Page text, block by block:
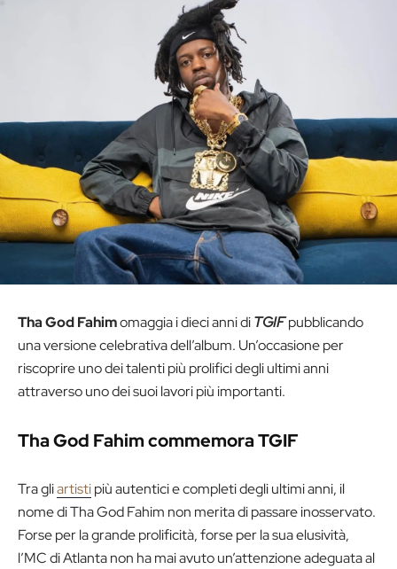
Tha God Fahimomaggia i dieci anni diTGIFpubblicando
una versione celebrativa dell’album. Un’occasione per
riscoprire uno dei talenti più prolifici degli ultimi anni
attraverso uno dei suoi lavori più importanti.
Tha God Fahim commemora TGIF
Tra gliartistipiù autentici e completi degli ultimi anni, il
nome di Tha God Fahim non merita di passare inosservato.
Forse per la grande prolificità, forse per la sua elusività,
l’MC di Atlanta non ha mai avuto un’attenzione adeguata al